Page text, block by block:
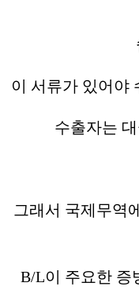
이 서류가 있어야
수출자는
그래서 국제무역
B/L이 주요한 증